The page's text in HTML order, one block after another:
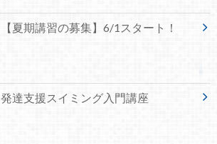
【夏期講習の募集】6/1スタート！
発達支援スイミング入門講座